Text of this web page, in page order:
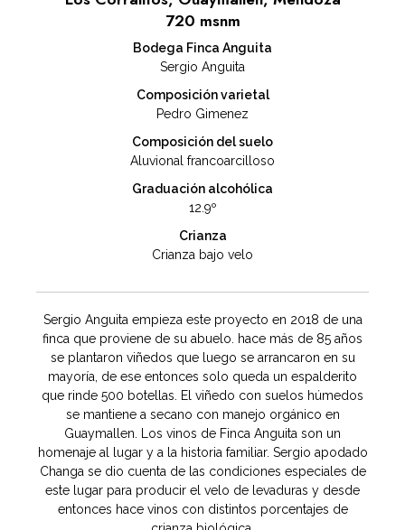
720 msnm
Bodega Finca Anguita
Sergio Anguita
Composición varietal
Pedro Gimenez
Composición del suelo
Aluvional francoarcilloso
Graduación alcohólica
12.9º
Crianza
Crianza bajo velo
Sergio Anguita empieza este proyecto en 2018 de una
finca que proviene de su abuelo. hace más de 85 años
se plantaron viñedos que luego se arrancaron en su
mayoría, de ese entonces solo queda un espalderito
que rinde 500 botellas. El viñedo con suelos húmedos
se mantiene a secano con manejo orgánico en
Guaymallen. Los vinos de Finca Anguita son un
homenaje al lugar y a la historia familiar. Sergio apodado
Changa se dio cuenta de las condiciones especiales de
este lugar para producir el velo de levaduras y desde
entonces hace vinos con distintos porcentajes de